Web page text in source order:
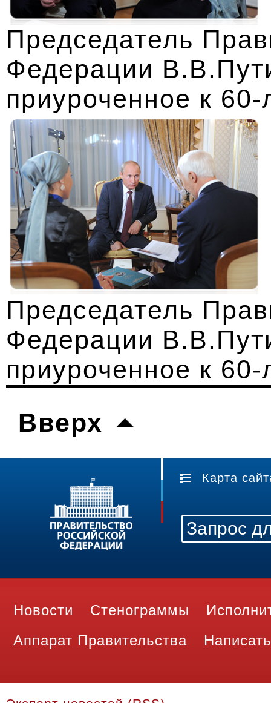
Председатель
Федерации
приуроченное к
Председатель
Федерации
приуроченное к
Вверх
Карта
Новости Стенограммы
Аппарат Правительства